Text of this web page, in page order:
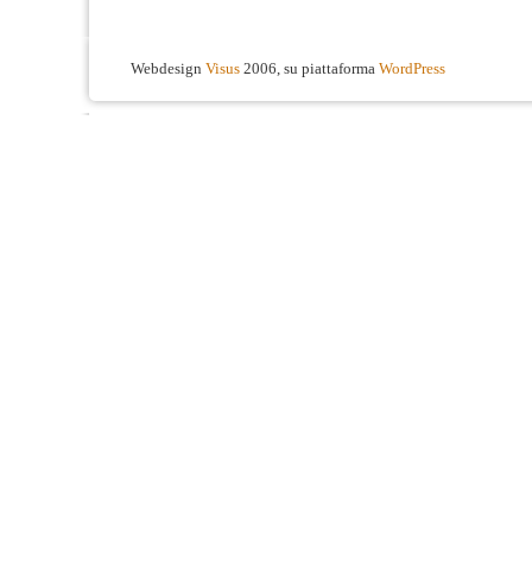
Webdesign Visus 2006, su piattaforma WordPress